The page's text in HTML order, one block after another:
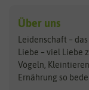
Kräutersamen
Obstsamen
Pilzbrut
Rasensamen
Steckzwiebeln
Benary
Bingenheimer
Bionana
Über uns
Leidenschaft –
Liebe – viel Liebe
Vögeln,
Ernährung so